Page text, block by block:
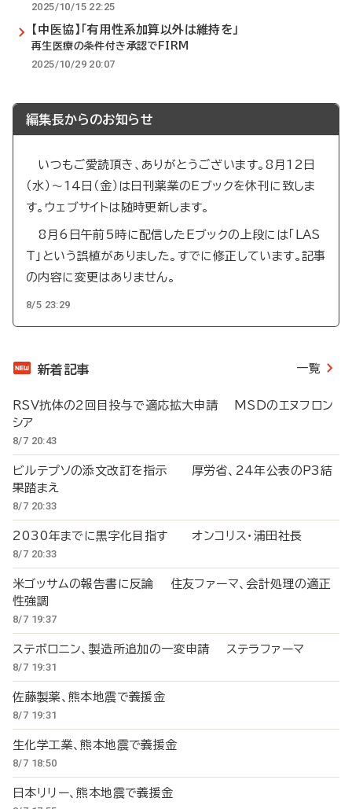
2025/10/15 22:25
【中医協】「有用性系加算以外は維持を」
再生医療の条件付き承認でFIRM
2025/10/29 20:07
編集長からのお知らせ
いつもご愛読頂き、ありがとうございます。8月12日
（水）～14日（金）は日刊薬業のEブックを休刊に致しま
す。ウェブサイトは随時更新します。
8月6日午前5時に配信したEブックの上段には「LAS
T」という誤植がありました。すでに修正しています。記事
の内容に変更はありません。
8/5 23:29
新着記事 一覧
RSV抗体の2回目投与で適応拡大申請 MSDのエヌフロン
シア
8/7 20:43
ビルテプソの添文改訂を指示 厚労省、24年公表のP3結
果踏まえ
8/7 20:33
2030年までに黒字化目指す オンコリス・浦田社長
8/7 20:33
米ゴッサムの報告書に反論 住友ファーマ、会計処理の適正
性強調
8/7 19:37
ステボロニン、製造所追加の一変申請 ステラファーマ
8/7 19:31
佐藤製薬、熊本地震で義援金
8/7 19:31
生化学工業、熊本地震で義援金
8/7 18:50
日本リリー、熊本地震で義援金